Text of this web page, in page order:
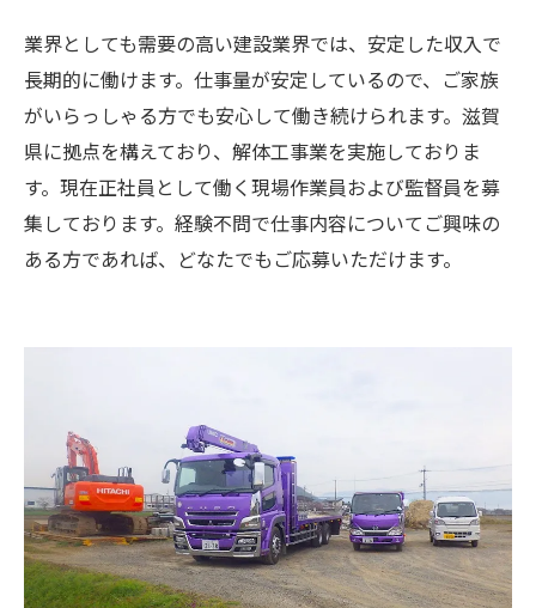
業界としても需要の高い建設業界では、安定した収入で
長期的に働けます。仕事量が安定しているので、ご家族
がいらっしゃる方でも安心して働き続けられます。滋賀
県に拠点を構えており、解体工事業を実施しておりま
す。現在正社員として働く現場作業員および監督員を募
集しております。経験不問で仕事内容についてご興味の
ある方であれば、どなたでもご応募いただけます。